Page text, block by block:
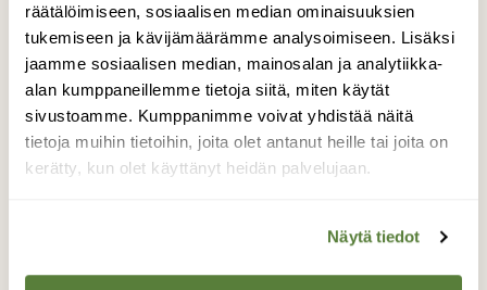
räätälöimiseen, sosiaalisen median ominaisuuksien
tukemiseen ja kävijämäärämme analysoimiseen. Lisäksi
jaamme sosiaalisen median, mainosalan ja analytiikka-
alan kumppaneillemme tietoja siitä, miten käytät
sivustoamme. Kumppanimme voivat yhdistää näitä
tietoja muihin tietoihin, joita olet antanut heille tai joita on
kerätty, kun olet käyttänyt heidän palvelujaan.
Näytä tiedot
Neidonkorento